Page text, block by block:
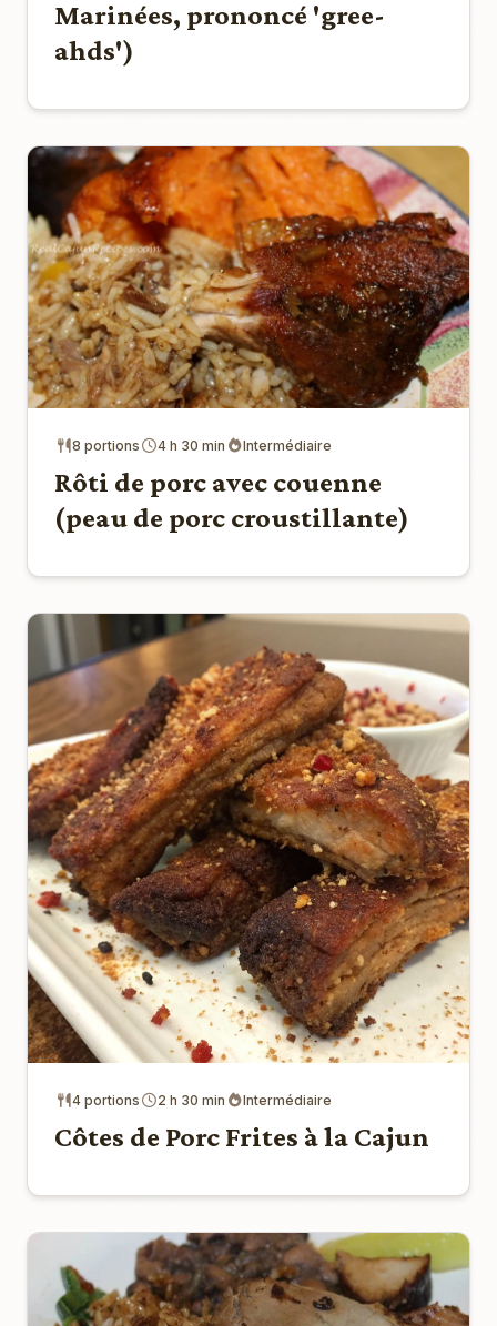
Marinées, prononcé 'gree-
ahds')
8 portions 4 h 30 min Intermédiaire
Rôti de porc avec couenne
(peau de porc croustillante)
4 portions 2 h 30 min Intermédiaire
Côtes de Porc Frites à la Cajun